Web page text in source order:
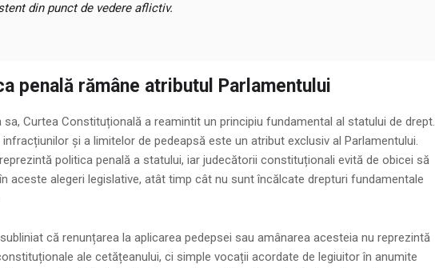
din punct de vedere aflictiv.
penală rămâne atributul Parlamentului
sa, Curtea Constituțională a reamintit un principiu fundamental al statului de drept.
infracțiunilor și a limitelor de pedeapsă este un atribut exclusiv al Parlamentului.
politica penală a statului, iar judecătorii constituționali evită de obicei să
aceste alegeri legislative, atât timp cât nu sunt încălcate drepturi fundamentale
că renunțarea la aplicarea pedepsei sau amânarea acesteia nu reprezintă
ale cetățeanului, ci simple vocații acordate de legiuitor în anumite